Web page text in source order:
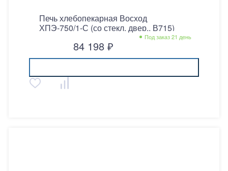
Печь хлебопекарная Восход
ХПЭ-750/1-С (со стекл. двер., В715)
Под заказ 21 день
84 198 ₽